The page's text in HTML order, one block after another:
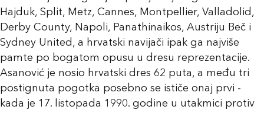
Hajduk, Split, Metz, Cannes, Montpellier, Valladolid,
Derby County, Napoli, Panathinaikos, Austriju Beč i
Sydney United, a hrvatski navijači ipak ga najviše
pamte po bogatom opusu u dresu reprezentacije.
Asanović je nosio hrvatski dres 62 puta, a među tri
postignuta pogotka posebno se ističe onaj prvi -
kada je 17. listopada 1990. godine u utakmici protiv